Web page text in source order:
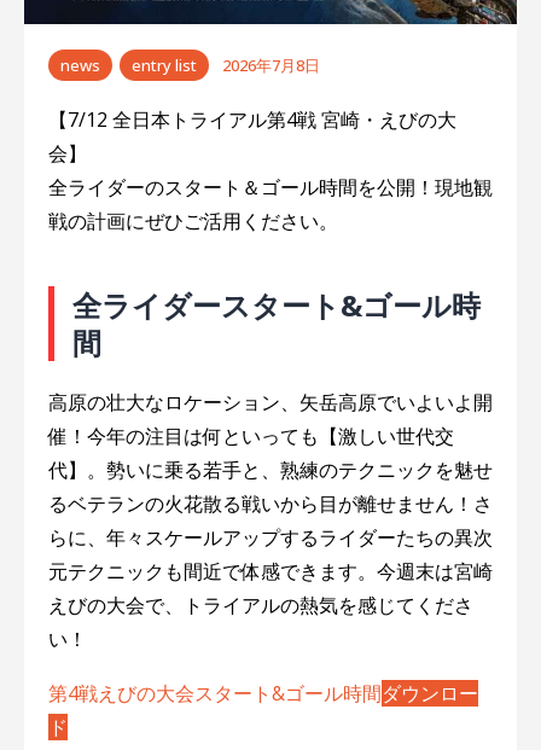
news entry list 2026年7月8日
【7/12 全日本トライアル第4戦 宮崎・えびの大
会】
全ライダーのスタート＆ゴール時間を公開！現地観
戦の計画にぜひご活用ください。
全ライダースタート&ゴール時
間
高原の壮大なロケーション、矢岳高原でいよいよ開
催！今年の注目は何といっても【激しい世代交
代】。勢いに乗る若手と、熟練のテクニックを魅せ
るベテランの火花散る戦いから目が離せません！さ
らに、年々スケールアップするライダーたちの異次
元テクニックも間近で体感できます。今週末は宮崎
えびの大会で、トライアルの熱気を感じてくださ
い！
第4戦えびの大会スタート&ゴール時間ダウンロー
ド